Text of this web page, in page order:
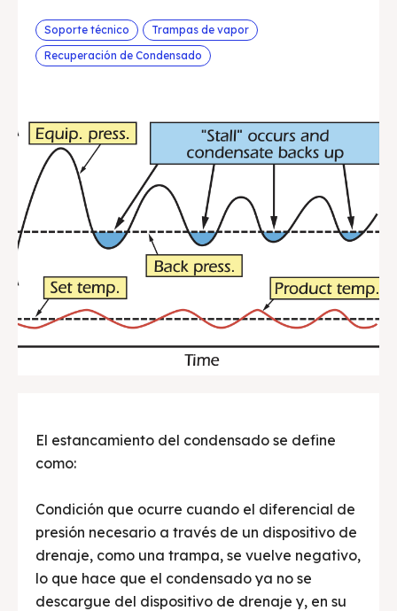
Soporte técnico
Trampas de vapor
Recuperación de Condensado
El estancamiento del condensado se define
como:
Condición que ocurre cuando el diferencial de
presión necesario a través de un dispositivo de
drenaje, como una trampa, se vuelve negativo,
lo que hace que el condensado ya no se
descargue del dispositivo de drenaje y, en su